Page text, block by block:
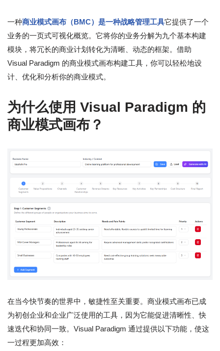
一种商业模式画布（BMC）是一种战略管理工具它提供了一个
业务的一页式可视化概览。它将你的业务分解为九个基本构建
模块，将冗长的商业计划转化为清晰、动态的框架。借助
Visual Paradigm 的商业模式画布构建工具，你可以轻松地设
计、优化和分析你的商业模式。
为什么使用 Visual Paradigm 的
商业模式画布？
在当今快节奏的世界中，敏捷性至关重要。商业模式画布已成
为初创企业和企业广泛使用的工具，因为它能促进清晰性、快
速迭代和协同一致。Visual Paradigm 通过提供以下功能，使这
一过程更加高效：